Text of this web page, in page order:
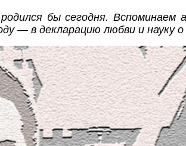
бы сегодня.
— в декларацию любви и науку